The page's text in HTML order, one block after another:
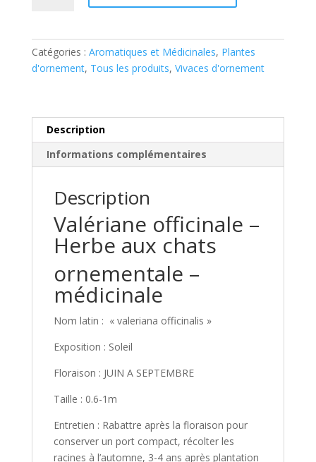
Catégories : Aromatiques et Médicinales, Plantes
d'ornement, Tous les produits, Vivaces d'ornement
Description
Informations complémentaires
Description
Valériane officinale –
Herbe aux chats
ornementale –
médicinale
Nom latin : « valeriana officinalis »
Exposition : Soleil
Floraison : JUIN A SEPTEMBRE
Taille : 0.6-1m
Entretien : Rabattre après la floraison pour
conserver un port compact, récolter les
racines à l’automne, 3-4 ans après plantation